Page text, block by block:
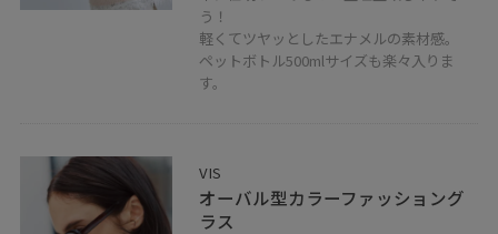
う！
軽くてツヤッとしたエナメルの素材感。
ペットボトル500mlサイズも楽々入りま
す。
VIS
オーバル型カラーファッショング
ラス